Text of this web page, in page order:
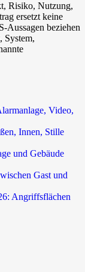
Risiko, Nutzung,
ersetzt keine
Aussagen beziehen
System,
Video,
Innen, Stille
und Gebäude
Gast und
Angriffsflächen